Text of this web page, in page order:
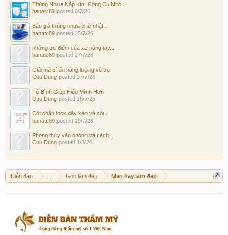
Thùng Nhựa Nắp Kín: Công Cụ Nhỏ...
hanatc89 posted 6/7/26
Báo giá thùng nhựa chữ nhật...
hanatc89 posted 25/7/26
những ưu điểm của xe nâng tay...
hanatc89 posted 27/7/26
Giải mã bí ẩn năng lượng vũ trụ
Cuu Dung posted 27/7/26
Tử Bình Giúp Hiểu Mình Hơn
Cuu Dung posted 28/7/26
Cột chắn inox dây kéo và cột...
hanatc89 posted 29/7/26
Phong thủy văn phòng và cách...
Cuu Dung posted 1/8/26
Diễn đàn Góc làm đẹp Mẹo hay làm đẹp